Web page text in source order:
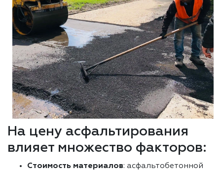
На цену асфальтирования
влияет множество факторов:
Стоимость материалов: асфальтобетонной